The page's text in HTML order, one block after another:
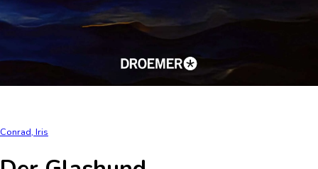
Conrad, Iris